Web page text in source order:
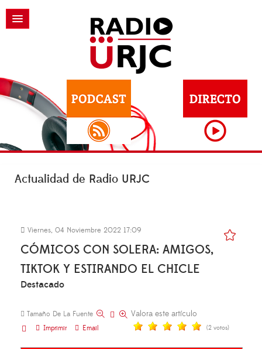
Actualidad de Radio URJC
Viernes, 04 Noviembre 2022 17:09
CÓMICOS CON SOLERA: AMIGOS,
TIKTOK Y ESTIRANDO EL CHICLE
Destacado
Tamaño De La Fuente
Imprimir
Email
Valora este artículo
(2 votos)